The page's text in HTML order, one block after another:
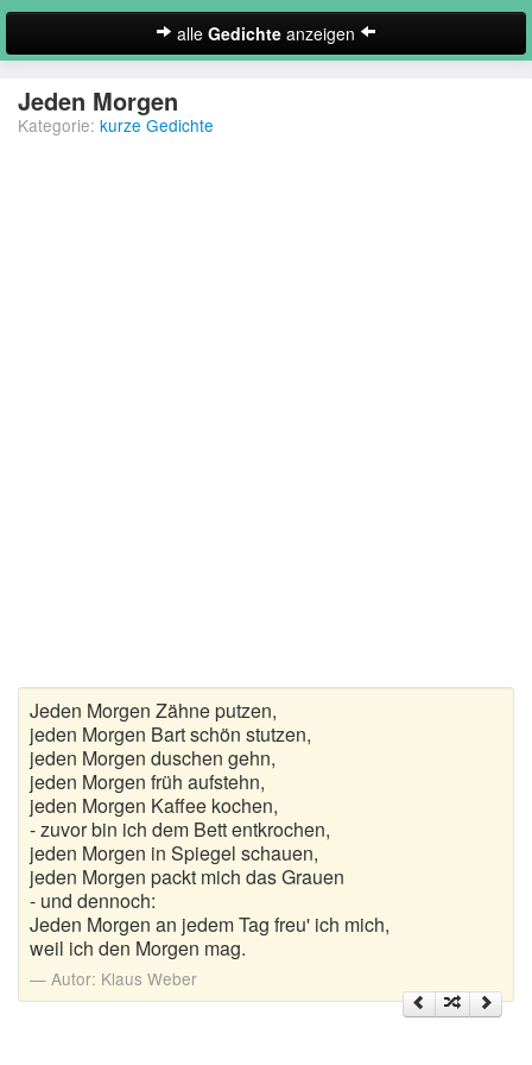
alle Gedichte anzeigen
Neues Gedicht eintragen
Hochzeitsgedichte
Kindergedichte
Kurze Gedichte
Liebesgedichte
Lustige Gedichte
Muttertagsgedichte
Jeden Morgen
Kategorie: kurze Gedichte
Jeden Morgen Zähne putzen,
jeden Morgen Bart schön stutzen,
jeden Morgen duschen gehn,
jeden Morgen früh aufstehn,
jeden Morgen Kaffee kochen,
- zuvor bin ich dem Bett entkrochen,
jeden Morgen in Spiegel schauen,
jeden Morgen packt mich das Grauen
- und dennoch:
Jeden Morgen an jedem Tag freu' ich mich,
weil ich den Morgen mag.
Autor: Klaus Weber